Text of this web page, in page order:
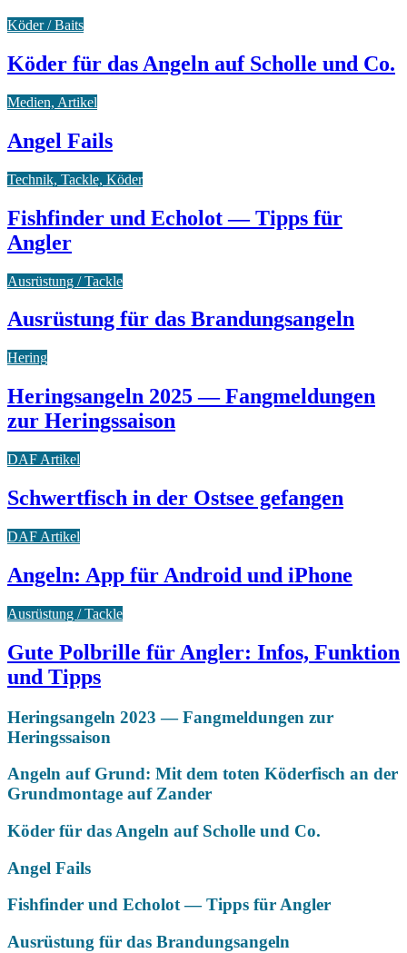
Köder / Baits
Köder für das Angeln auf Scholle und Co.
Medien, Artikel
Angel Fails
Technik, Tackle, Köder
Fishfinder und Echolot — Tipps für
Angler
Ausrüstung / Tackle
Ausrüstung für das Brandungsangeln
Hering
Heringsangeln 2025 — Fangmeldungen
zur Heringssaison
DAF Artikel
Schwertfisch in der Ostsee gefangen
DAF Artikel
Angeln: App für Android und iPhone
Ausrüstung / Tackle
Gute Polbrille für Angler: Infos, Funktion
und Tipps
Heringsangeln 2023 — Fangmeldungen zur
Heringssaison
Angeln auf Grund: Mit dem toten Köderfisch an der
Grundmontage auf Zander
Köder für das Angeln auf Scholle und Co.
Angel Fails
Fishfinder und Echolot — Tipps für Angler
Ausrüstung für das Brandungsangeln